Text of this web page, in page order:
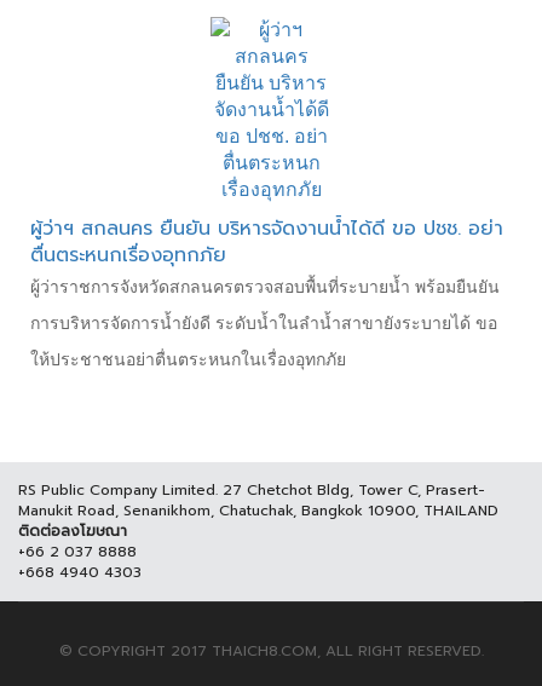
ผู้ว่าฯ สกลนคร ยืนยัน บริหารจัดงานน้ำได้ดี ขอ ปชช. อย่า
ตื่นตระหนกเรื่องอุทกภัย
ผู้ว่าราชการจังหวัดสกลนครตรวจสอบพื้นที่ระบายน้ำ พร้อมยืนยัน
การบริหารจัดการน้ำยังดี ระดับน้ำในลำน้ำสาขายังระบายได้ ขอ
ให้ประชาชนอย่าตื่นตระหนกในเรื่องอุทกภัย
RS Public Company Limited. 27 Chetchot Bldg, Tower C, Prasert-
Manukit Road, Senanikhom, Chatuchak, Bangkok 10900, THAILAND
ติดต่อลงโฆษณา
+66 2 037 8888
+668 4940 4303
© COPYRIGHT 2017 THAICH8.COM, ALL RIGHT RESERVED.